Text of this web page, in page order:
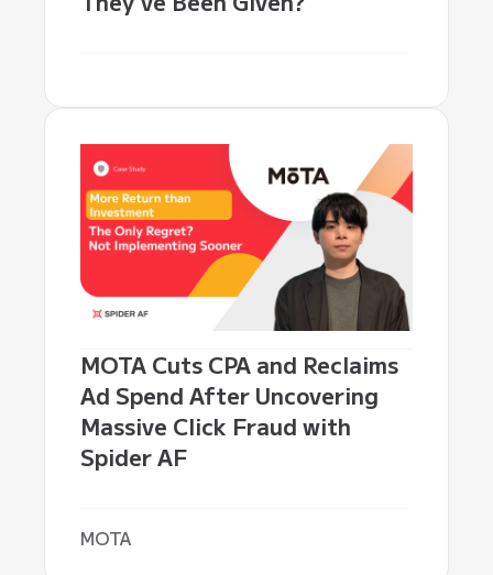
MOTA Cuts CPA and Reclaims
Ad Spend After Uncovering
Massive Click Fraud with
Spider AF
MOTA